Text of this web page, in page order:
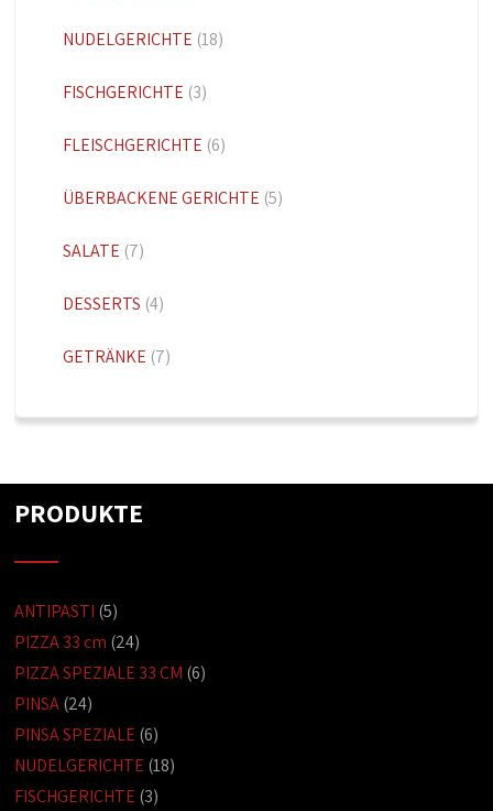
NUDELGERICHTE (18)
FISCHGERICHTE (3)
FLEISCHGERICHTE (6)
ÜBERBACKENE GERICHTE (5)
SALATE (7)
DESSERTS (4)
GETRÄNKE (7)
PRODUKTE
ANTIPASTI (5)
PIZZA 33 cm (24)
PIZZA SPEZIALE 33 CM (6)
PINSA(24)
PINSA SPEZIALE (6)
NUDELGERICHTE (18)
FISCHGERICHTE (3)